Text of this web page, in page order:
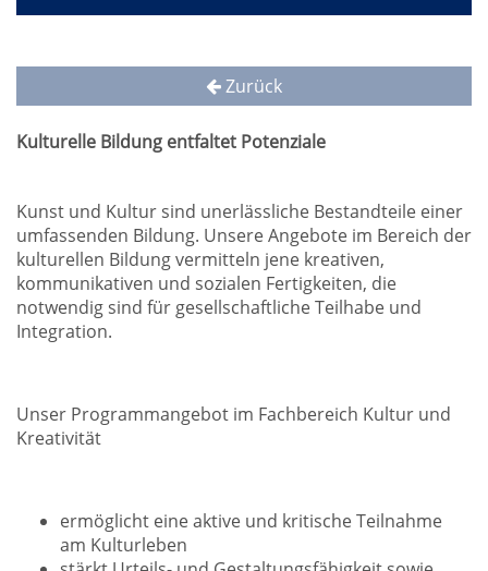
Zurück
Kulturelle Bildung entfaltet Potenziale
Kunst und Kultur sind unerlässliche Bestandteile einer
umfassenden Bildung. Unsere Angebote im Bereich der
kulturellen Bildung vermitteln jene kreativen,
kommunikativen und sozialen Fertigkeiten, die
notwendig sind für gesellschaftliche Teilhabe und
Integration.
Unser Programmangebot im Fachbereich Kultur und
Kreativität
ermöglicht eine aktive und kritische Teilnahme
am Kulturleben